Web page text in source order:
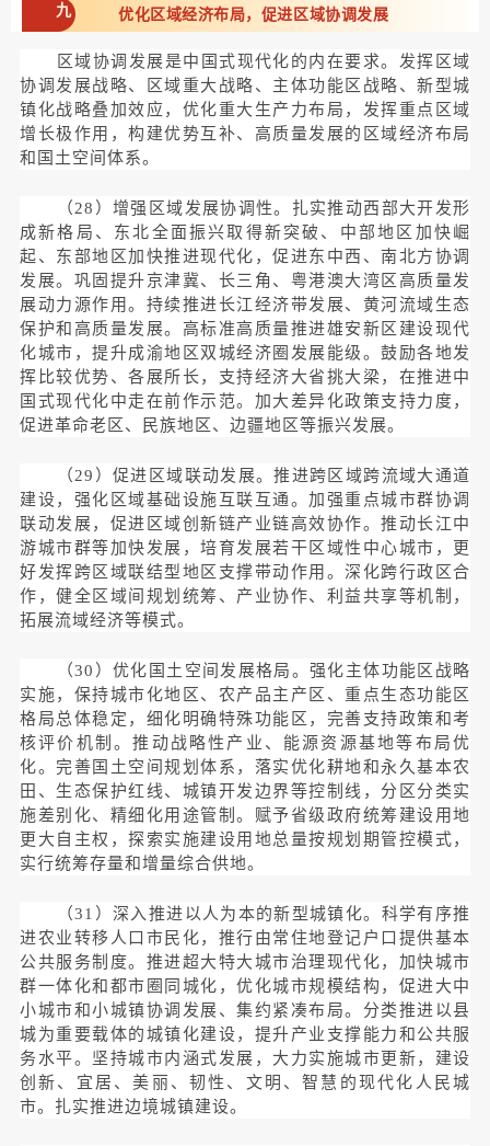
九 优化区域经济布局，促进区域协调发展
区域协调发展是中国式现代化的内在要求。发挥区域
协调发展战略、区域重大战略、主体功能区战略、新型城
镇化战略叠加效应，优化重大生产力布局，发挥重点区域
增长极作用，构建优势互补、高质量发展的区域经济布局
和国土空间体系。
（28）增强区域发展协调性。扎实推动西部大开发形
成新格局、东北全面振兴取得新突破、中部地区加快崛
起、东部地区加快推进现代化，促进东中西、南北方协调
发展。巩固提升京津冀、长三角、粤港澳大湾区高质量发
展动力源作用。持续推进长江经济带发展、黄河流域生态
保护和高质量发展。高标准高质量推进雄安新区建设现代
化城市，提升成渝地区双城经济圈发展能级。鼓励各地发
挥比较优势、各展所长，支持经济大省挑大梁，在推进中
国式现代化中走在前作示范。加大差异化政策支持力度，
促进革命老区、民族地区、边疆地区等振兴发展。
（29）促进区域联动发展。推进跨区域跨流域大通道
建设，强化区域基础设施互联互通。加强重点城市群协调
联动发展，促进区域创新链产业链高效协作。推动长江中
游城市群等加快发展，培育发展若干区域性中心城市，更
好发挥跨区域联结型地区支撑带动作用。深化跨行政区合
作，健全区域间规划统筹、产业协作、利益共享等机制，
拓展流域经济等模式。
（30）优化国土空间发展格局。强化主体功能区战略
实施，保持城市化地区、农产品主产区、重点生态功能区
格局总体稳定，细化明确特殊功能区，完善支持政策和考
核评价机制。推动战略性产业、能源资源基地等布局优
化。完善国土空间规划体系，落实优化耕地和永久基本农
田、生态保护红线、城镇开发边界等控制线，分区分类实
施差别化、精细化用途管制。赋予省级政府统筹建设用地
更大自主权，探索实施建设用地总量按规划期管控模式，
实行统筹存量和增量综合供地。
（31）深入推进以人为本的新型城镇化。科学有序推
进农业转移人口市民化，推行由常住地登记户口提供基本
公共服务制度。推进超大特大城市治理现代化，加快城市
群一体化和都市圈同城化，优化城市规模结构，促进大中
小城市和小城镇协调发展、集约紧凑布局。分类推进以县
城为重要载体的城镇化建设，提升产业支撑能力和公共服
务水平。坚持城市内涵式发展，大力实施城市更新，建设
创新、宜居、美丽、韧性、文明、智慧的现代化人民城
市。扎实推进边境城镇建设。